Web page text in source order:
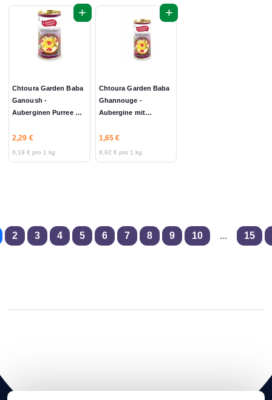
+
Chtoura Garden Baba
Ganoush -
Auberginen Purree mit
2,29 €
6,19 € pro 1 kg
+
Chtoura Garden Baba
Ghannouge -
Aubergine mit
1,65 €
8,92 € pro 1 kg
2 3 4 5 6 7 8 9 10 ... 15